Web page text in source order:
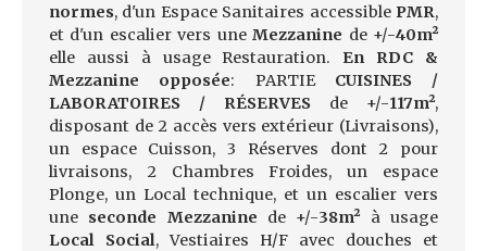
normes, d'un Espace Sanitaires accessible PMR,
et d'un escalier vers uneMezzanine de +/-40m²
elle aussi à usage Restauration.En RDC &
Mezzanine opposée: PARTIE CUISINES /
LABORATOIRES / RÉSERVES de +/-117m²,
disposant de 2 accès vers extérieur (Livraisons),
un espace Cuisson, 3 Réserves dont 2 pour
livraisons, 2 Chambres Froides, un espace
Plonge, un Local technique, et un escalier vers
une seconde Mezzanine de +/-38m² à usage
Local Social, Vestiaires H/F avec douches et